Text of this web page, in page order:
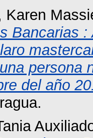
Karen
Bancarias
persona
del año